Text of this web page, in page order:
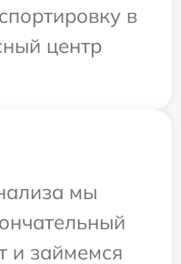
в
центр
мы
и займемся